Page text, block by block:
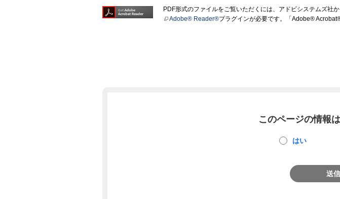
PDF形式のファイルをご覧いただくには、アドビシステムズ社
Adobe® Reader®プラグインが必要です。「Adobe®
このページの情報
はい
送